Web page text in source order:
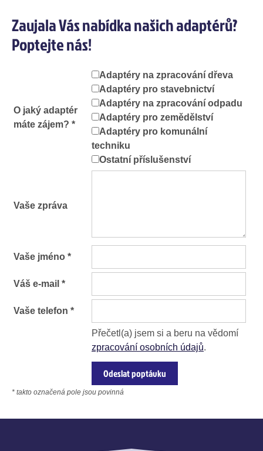
Zaujala Vás nabídka našich adaptérů?
Poptejte nás!
O jaký adaptér
máte zájem? *
Adaptéry na zpracování dřeva
Adaptéry pro stavebnictví
Adaptéry na zpracování odpadu
Adaptéry pro zemědělství
Adaptéry pro komunální
techniku
Ostatní příslušenství
Vaše zpráva
Vaše jméno *
Váš e-mail *
Vaše telefon *
Přečetl(a) jsem si a beru na vědomí
zpracování osobních údajů.
* takto označená pole jsou povinná